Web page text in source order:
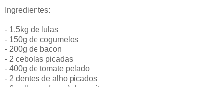
Ingredientes:
- 1,5kg de lulas
- 150g de cogumelos
- 200g de bacon
- 2 cebolas picadas
- 400g de tomate pelado
- 2 dentes de alho picados